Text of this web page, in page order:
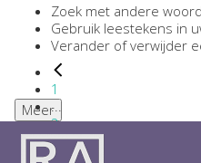
Zoek met andere
Gebruik leestekens in
Verander of verwijder
1
...
2
3
4
Meer